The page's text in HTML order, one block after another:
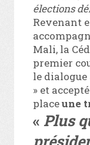
élections
Revenant
Mali, la
premier
le dialogue
» et
placeune
« Plus